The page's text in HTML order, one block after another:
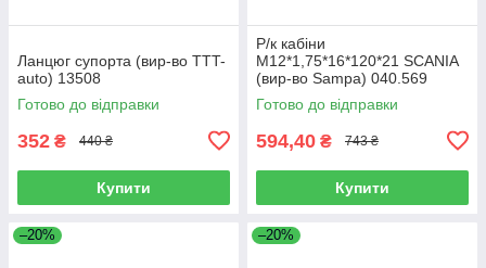
Ланцюг супорта (вир-во TTT-
auto) 13508
Готово до відправки
352 ₴ 440 ₴
Купити
Р/к кабіни
M12*1,75*16*120*21 SCANIA
(вир-во Sampa) 040.569
Готово до відправки
594,40 ₴ 743 ₴
Купити
–20% –20%